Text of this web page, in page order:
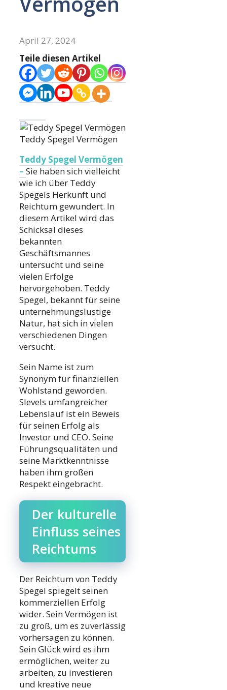
April 27, 2024
Teile diesen Artikel
Teddy Spegel Vermögen
Teddy Spegel Vermögen
– Sie haben sich vielleicht
wie ich über Teddy
Spegels Herkunft und
Reichtum gewundert. In
diesem Artikel wird das
Schicksal dieses
bekannten
Geschäftsmannes
untersucht und seine
vielen Erfolge
hervorgehoben. Teddy
Spegel, bekannt für seine
unternehmungslustige
Natur, hat sich in vielen
verschiedenen Dingen
versucht.
Sein Name ist zum
Synonym für finanziellen
Wohlstand geworden.
Slevels umfangreicher
Lebenslauf ist ein Beweis
für seinen Erfolg als
Investor und CEO. Seine
Führungsqualitäten und
seine Marktkenntnisse
haben ihm großen
Respekt eingebracht.
Der kulturelle
Einfluss seines
Reichtums
Der Reichtum von Teddy
Spegel spiegelt seinen
kommerziellen Erfolg
wider. Sein Vermögen ist
zu groß, um es zuverlässig
vorhersagen zu können.
Sein Glück wird es ihm
ermöglichen, weiter zu
arbeiten, zu investieren
und kreative neue